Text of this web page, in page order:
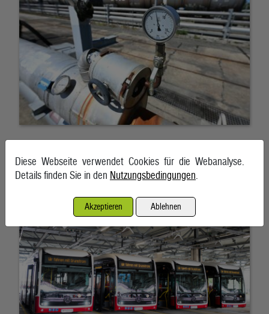
Österreich liegt bei E-Bussen im EU-Vergleich zurück
7. August 2026, Wien
Diese Webseite verwendet Cookies für die Webanalyse.
Details finden Sie in den Nutzungsbedingungen.
Akzeptieren Ablehnen